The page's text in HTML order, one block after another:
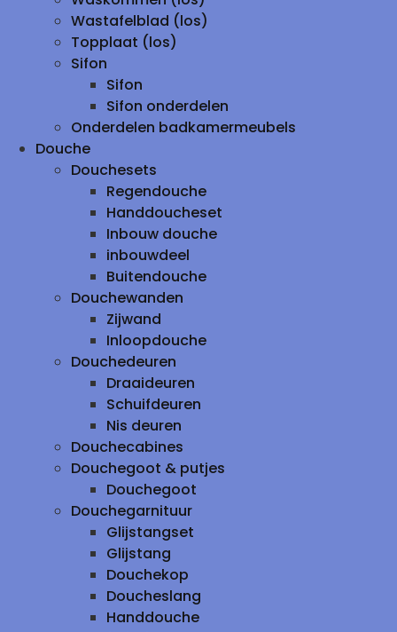
Wastafelblad (los)
Topplaat (los)
Sifon
Sifon
Sifon onderdelen
Onderdelen badkamermeubels
Douche
Douchesets
Regendouche
Handdoucheset
Inbouw douche
inbouwdeel
Buitendouche
Douchewanden
Zijwand
Inloopdouche
Douchedeuren
Draaideuren
Schuifdeuren
Nis deuren
Douchecabines
Douchegoot & putjes
Douchegoot
Douchegarnituur
Glijstangset
Glijstang
Douchekop
Doucheslang
Handdouche